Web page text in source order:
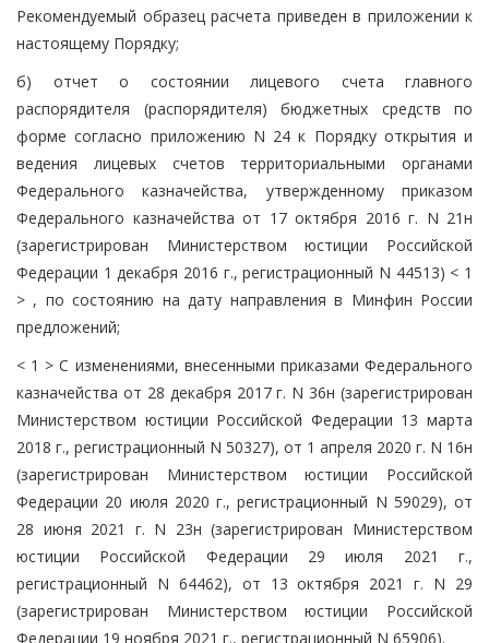
Рекомендуемый образец расчета приведен в приложении к
настоящему Порядку;
б) отчет о состоянии лицевого счета главного
распорядителя (распорядителя) бюджетных средств по
форме согласно приложению N 24 к Порядку открытия и
ведения лицевых счетов территориальными органами
Федерального казначейства, утвержденному приказом
Федерального казначейства от 17 октября 2016 г. N 21н
(зарегистрирован Министерством юстиции Российской
Федерации 1 декабря 2016 г., регистрационный N 44513) < 1
> , по состоянию на дату направления в Минфин России
предложений;
< 1 > С изменениями, внесенными приказами Федерального
казначейства от 28 декабря 2017 г. N 36н (зарегистрирован
Министерством юстиции Российской Федерации 13 марта
2018 г., регистрационный N 50327), от 1 апреля 2020 г. N 16н
(зарегистрирован Министерством юстиции Российской
Федерации 20 июля 2020 г., регистрационный N 59029), от
28 июня 2021 г. N 23н (зарегистрирован Министерством
юстиции Российской Федерации 29 июля 2021 г.,
регистрационный N 64462), от 13 октября 2021 г. N 29
(зарегистрирован Министерством юстиции Российской
Федерации 19 ноября 2021 г., регистрационный N 65906).